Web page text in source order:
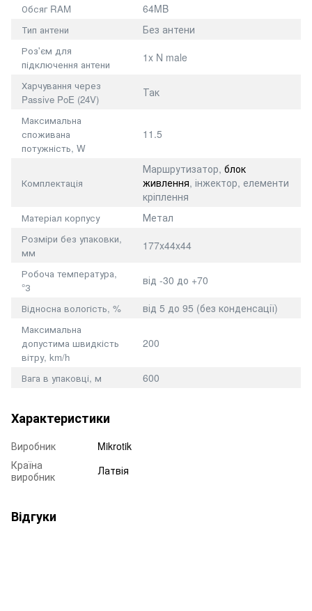
Обсяг RAM 64MB
Тип антени Без антени
Роз'єм для
підключення антени
1x N male
Харчування через
Passive PoE (24V)
Так
Максимальна
споживана
потужність, W
11.5
Комплектація
Маршрутизатор, блок
живлення, інжектор, елементи
кріплення
Матеріал корпусу Метал
Розміри без упаковки,
мм
177x44x44
Робоча температура,
°З
від -30 до +70
Відносна вологість, % від 5 до 95 (без конденсації)
Максимальна
допустима швидкість
вітру, km/h
200
Вага в упаковці, м 600
Характеристики
Виробник
Mikrotik
Країна
виробник
Латвія
Відгуки